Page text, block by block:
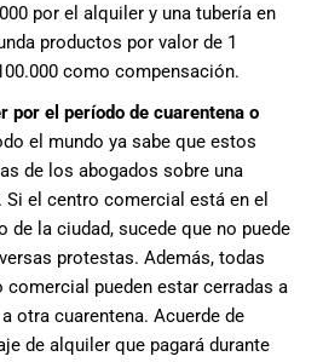
por el alquiler y una tubería en
productos por valor de 1
como compensación.
por el período de cuarentena o
el mundo ya sabe que estos
de los abogados sobre una
Si el centro comercial está en el
la ciudad, sucede que no puede
protestas. Además, todas
comercial pueden estar cerradas a
otra cuarentena. Acuerde de
de alquiler que pagará durante